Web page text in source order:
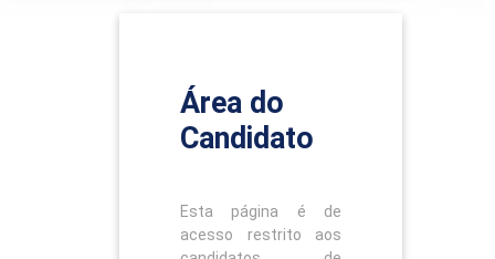
Área do
Candidato
Esta página é de
acesso restrito aos